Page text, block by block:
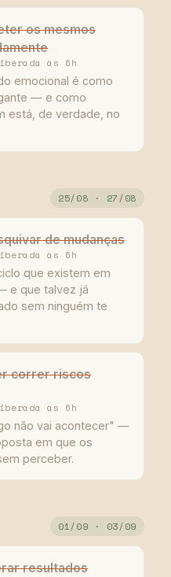
os mesmos
às 6h
emocional é como
— e como
está, de verdade, no
25/08 · 27/08
de mudanças
às 6h
que existem em
e que talvez já
sem ninguém te
correr riscos
às 6h
não vai acontecer" —
em que os
perceber.
01/09 · 03/09
resultados